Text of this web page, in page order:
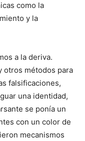
como la
y la
a la deriva.
otros métodos para
falsificaciones,
una identidad,
se ponía un
con un color de
mecanismos